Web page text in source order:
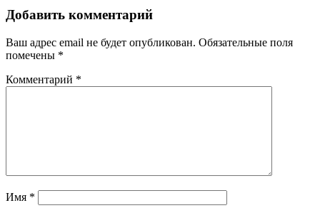
Добавить комментарий
Ваш адрес email не будет опубликован. Обязательные поля
помечены *
Комментарий *
Имя *